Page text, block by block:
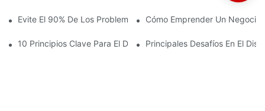
Evite El 90% De Los Problemas: Al Invertir En Un Centro
Cómo Emprender Un Negocio
10 Principios Clave Para El Diseño Exitoso De Un Parque
Principales Desafíos En El